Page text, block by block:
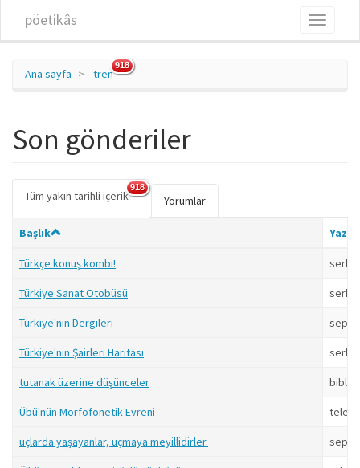
pöetikâs
Toggle
Ana sayfa tren
918
Son gönderiler
Birincil sekmeler
Tüm yakın tarihli içerik(etkin
918
Yorumlar
Başlık Yazar
Türkçe konuş kombi!
Türkiye Sanat Otobüsü
Türkiye'nin Dergileri sepp
Türkiye'nin Şairleri Haritası
tutanak üzerine düşünceler
Übü'nün Morfofonetik Evreni
uçlarda yaşayanlar, uçmaya meyillidirler. sepp